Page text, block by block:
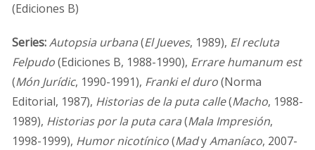
(Ediciones B)
Series:Autopsia urbana(El Jueves, 1989), El recluta
Felpudo(Ediciones B, 1988-1990), Errare humanum est
(Món Jurídic, 1990-1991), Franki el duro(Norma
Editorial, 1987), Historias de la puta calle(Macho, 1988-
1989), Historias por la puta cara(Mala Impresión,
1998-1999), Humor nicotínico(MadyAmaníaco, 2007-